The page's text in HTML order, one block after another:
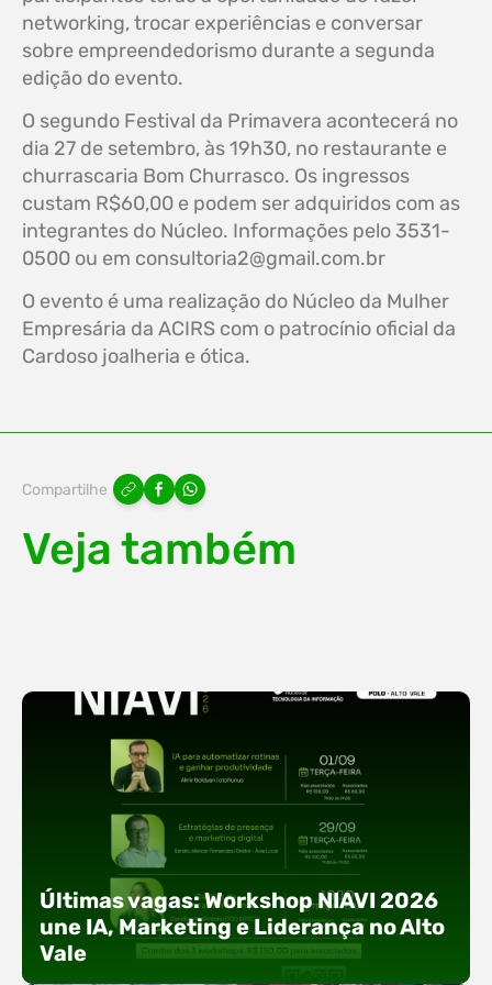
networking, trocar experiências e conversar
sobre empreendedorismo durante a segunda
edição do evento.
O segundo Festival da Primavera acontecerá no
dia 27 de setembro, às 19h30, no restaurante e
churrascaria Bom Churrasco. Os ingressos
custam R$60,00 e podem ser adquiridos com as
integrantes do Núcleo. Informações pelo 3531-
0500 ou em consultoria2@gmail.com.br
O evento é uma realização do Núcleo da Mulher
Empresária da ACIRS com o patrocínio oficial da
Cardoso joalheria e ótica.
Compartilhe
Veja também
Últimas vagas: Workshop NIAVI 2026
une IA, Marketing e Liderança no Alto
Vale